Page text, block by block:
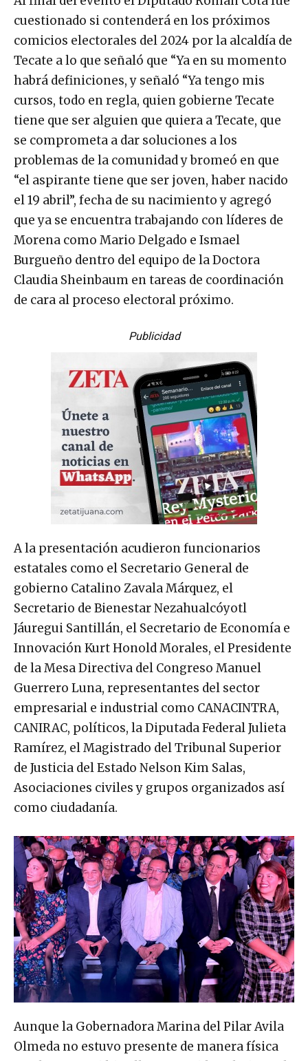
cuestionado si contenderá en los próximos
comicios electorales del 2024 por la alcaldía de
Tecate a lo que señaló que “Ya en su momento
habrá definiciones, y señaló “Ya tengo mis
cursos, todo en regla, quien gobierne Tecate
tiene que ser alguien que quiera a Tecate, que
se comprometa a dar soluciones a los
problemas de la comunidad y bromeó en que
“el aspirante tiene que ser joven, haber nacido
el 19 abril”, fecha de su nacimiento y agregó
que ya se encuentra trabajando con líderes de
Morena como Mario Delgado e Ismael
Burgueño dentro del equipo de la Doctora
Claudia Sheinbaum en tareas de coordinación
de cara al proceso electoral próximo.
Publicidad
A la presentación acudieron funcionarios
estatales como el Secretario General de
gobierno Catalino Zavala Márquez, el
Secretario de Bienestar Nezahualcóyotl
Jáuregui Santillán, el Secretario de Economía e
Innovación Kurt Honold Morales, el Presidente
de la Mesa Directiva del Congreso Manuel
Guerrero Luna, representantes del sector
empresarial e industrial como CANACINTRA,
CANIRAC, políticos, la Diputada Federal Julieta
Ramírez, el Magistrado del Tribunal Superior
de Justicia del Estado Nelson Kim Salas,
Asociaciones civiles y grupos organizados así
como ciudadanía.
Aunque la Gobernadora Marina del Pilar Avila
Olmeda no estuvo presente de manera física